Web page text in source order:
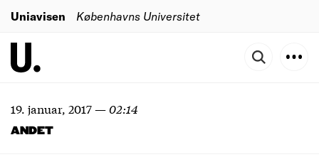
Uniavisen Københavns Universitet
19. januar, 2017—02:14
ANDET